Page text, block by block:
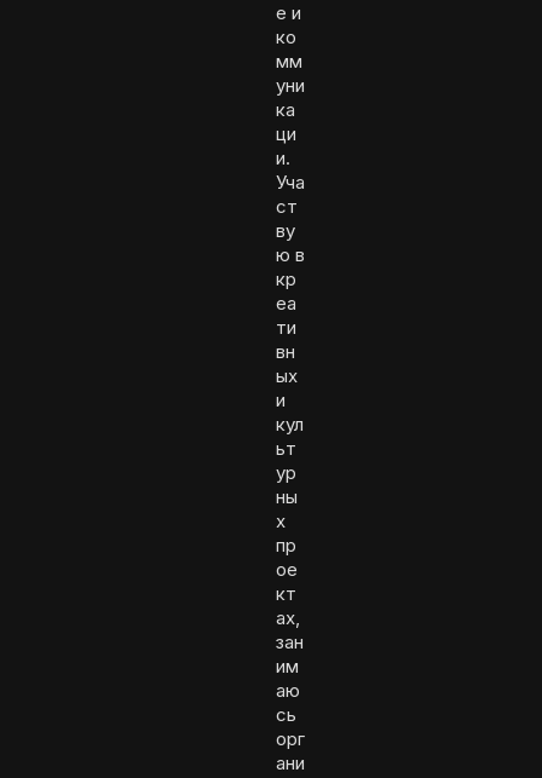
е и
ко
мм
уни
ка
ци
и.
Уча
ст
ву
ю в
кр
еа
ти
вн
ых
и
кул
ьт
ур
ны
х
пр
ое
кт
ах,
зан
им
аю
сь
орг
ани